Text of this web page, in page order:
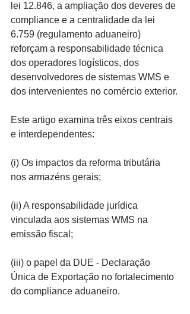
lei 12.846, a ampliação dos deveres de
compliance e a centralidade da lei
6.759 (regulamento aduaneiro)
reforçam a responsabilidade técnica
dos operadores logísticos, dos
desenvolvedores de sistemas WMS e
dos intervenientes no comércio exterior.
Este artigo examina três eixos centrais
e interdependentes:
(i) Os impactos da reforma tributária
nos armazéns gerais;
(ii) A responsabilidade jurídica
vinculada aos sistemas WMS na
emissão fiscal;
(iii) o papel da DUE - Declaração
Única de Exportação no fortalecimento
do compliance aduaneiro.